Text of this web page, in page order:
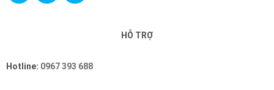
HỖ TRỢ
Hotline: 0967 393 688